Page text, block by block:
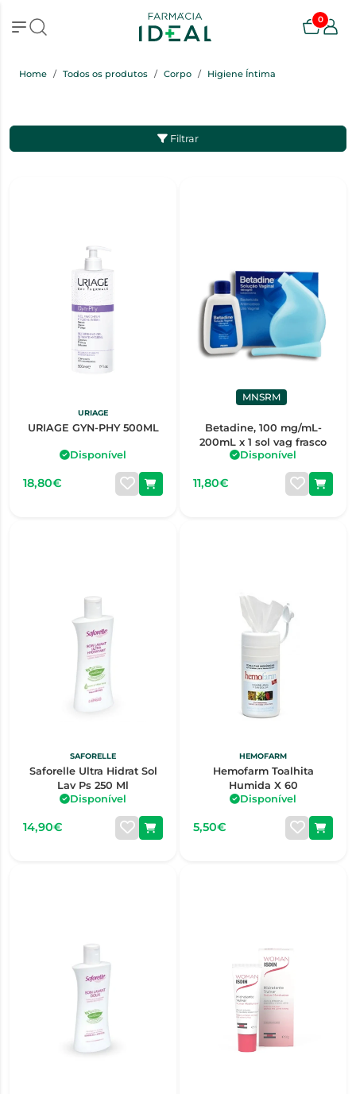
0
Home Todos os produtos Corpo Higiene Íntima
Filtrar
URIAGE
URIAGE GYN-PHY 500ML
Disponível
18,80€
MNSRM
Betadine, 100 mg/mL-
200mL x 1 sol vag frasco
Disponível
11,80€
SAFORELLE
Saforelle Ultra Hidrat Sol
Lav Ps 250 Ml
Disponível
14,90€
HEMOFARM
Hemofarm Toalhita
Humida X 60
Disponível
5,50€